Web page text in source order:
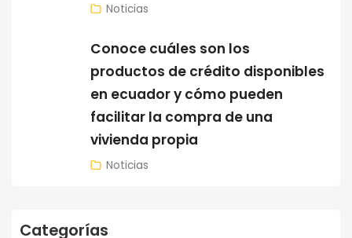
Noticias
Conoce cuáles son los
productos de crédito disponibles
en ecuador y cómo pueden
facilitar la compra de una
vivienda propia
Noticias
Categorías